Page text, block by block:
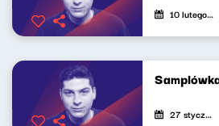
10 lutego 2025
27 stycznia 2025